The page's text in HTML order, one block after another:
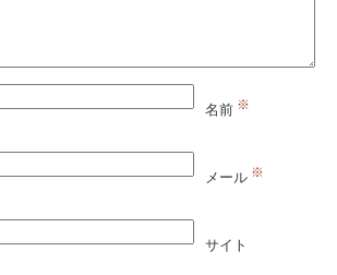
名前 ※
メール ※
サイト